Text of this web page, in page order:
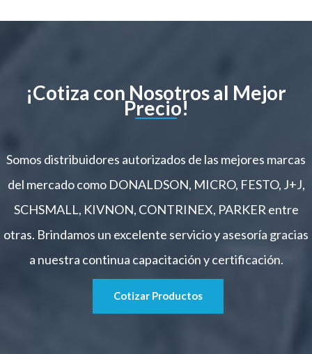
¡Cotiza con Nosotros al Mejor
Precio!
Somos distribuidores autorizados de las mejores marcas
del mercado como DONALDSON, MICRO, FESTO, J+J,
SCHSMALL, KIVNON, CONTRINEX, PARKER entre
otras. Brindamos un excelente servicio y asesoría gracias
a nuestra continua capacitación y certificación.
Cotizar Productos